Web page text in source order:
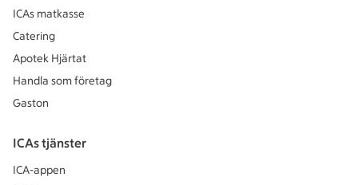
ICAs matkasse
Catering
Apotek Hjärtat
Handla som företag
Gaston
ICAs tjänster
ICA-appen